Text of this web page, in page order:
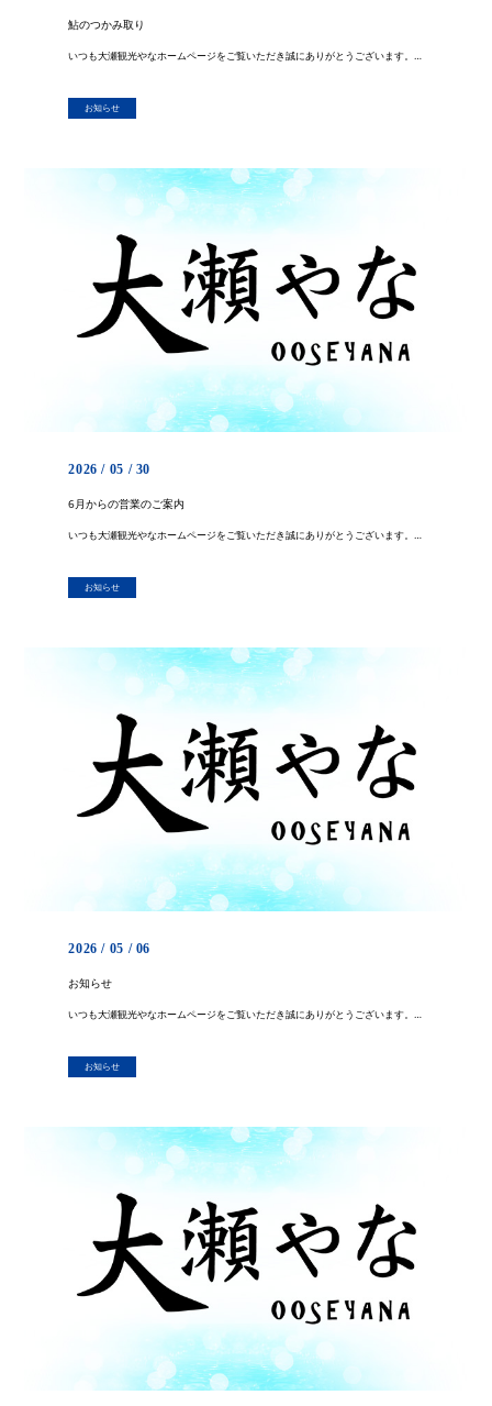
鮎のつかみ取り
いつも大瀬観光やなホームページをご覧いただき誠にありがとうございます。 先日お知らせ致しましたじゃぶじゃぶ池での鮎のつかみ取りを、６月中は毎週日曜日に行う事といたしました。 料金はつかみ取り鮎１尾４５０円 お持ち帰りにな […]
お知らせ
2026 / 05 / 30
6月からの営業のご案内
いつも大瀬観光やなホームページをご覧いただき誠にありがとうございます。 6月からの営業時間等のご案内をさせて頂きます。 まずは、６月４日は講習会のため１５：００閉店とさせて頂きます。 お客様にはご迷惑をお掛け致しますが、 […]
お知らせ
2026 / 05 / 06
お知らせ
いつも大瀬観光やなホームページをご覧いただき誠にありがとうございます。 本日も開催予定でした、あゆのつかみ取りですが、仕入れたつかみ取り用あゆが残り僅かとなってしま いました。 追加のつかみ取り用あゆの仕入れが本日できな […]
お知らせ